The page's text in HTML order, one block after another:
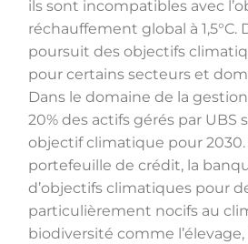
ils sont incompatibles avec
réchauffement global à 1,5°C.
poursuit des objectifs
pour certains secteurs et
Dans le domaine de la
20% des actifs gérés par UBS
objectif climatique pour 2030.
portefeuille de crédit, la
d’objectifs climatiques pour
particulièrement nocifs au
biodiversité comme